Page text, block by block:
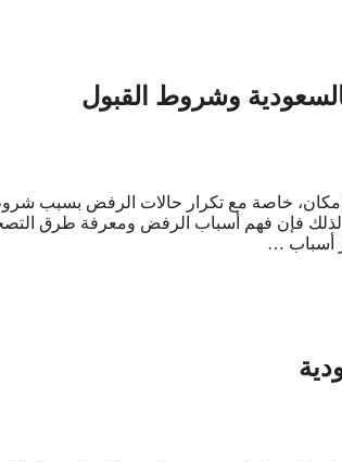
وشروط القبول
إمكان، خاصة مع تكرار حالات الرفض بسبب
لذلك فإن فهم أسباب الرفض ومعرفة طرق
أسباب …